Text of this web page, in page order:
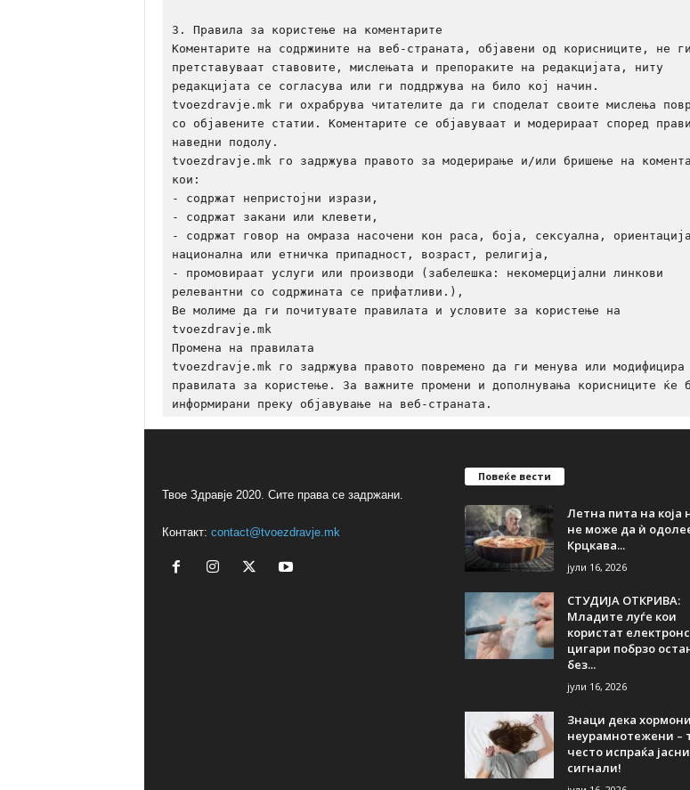
3. Правила за користење на коментарите
Коментарите на содржините на веб-страната, објавени од корисниците, не ги
претставуваат ставовите, мислењата и препораките на редакцијата, ниту
редакцијата се согласува или ги поддржува на било кој начин.
tvoezdravje.mk ги охрабрува читателите да ги споделат своите мислења
со објавените статии. Коментарите се објавуваат и модерираат според
наведни подолу.
tvoezdravje.mk го задржува правото за модерирање и/или бришење на
кои:
- содржат непристојни изрази,
- содржат закани или клевети,
- содржат говор на омраза насочени кон раса, боја, сексуална,
национална или етничка припадност, возраст, религија,
- промовираат услуги или производи (забелешка: некомерцијални линкови
релевантни со содржината се прифатливи.),
Ве молиме да ги почитувате правилата и условите за користење на
tvoezdravje.mk
Промена на правилата
tvoezdravje.mk го задржува правото повремено да ги менува или модифицира
правилата за користење. За важните промени и дополнувања корисниците ќе
Твое Здравје 2020. Сите права се задржани.
Контакт: contact@tvoezdravje.mk
Повеќе вести
Летна пита на која
не може да ѝ
Крцкава...
јули 16, 2026
СТУДИЈА ОТКРИВА:
Младите луѓе кои
користат
цигари побрзо
без...
јули 16, 2026
Знаци дека
неурамнотежени –
често испраќа јасни
сигнали!